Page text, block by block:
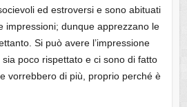
ed estroversi e sono abituati
impressioni; dunque apprezzano le
Si può avere l’impressione
poco rispettato e ci sono di fatto
vorrebbero di più, proprio perché è